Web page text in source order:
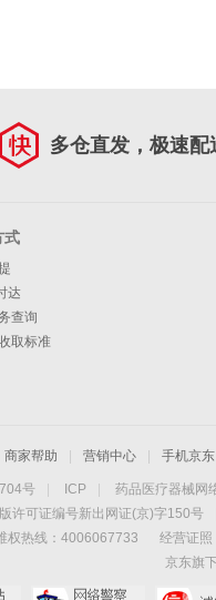
多仓直发，极速配
式
达
查询
取标准
商家帮助 营销中心 手机京东
号 ICP 药品医疗器械网
许可证编号新出网证(京)字150号
权热线：4006067733 经营证照
京东旗